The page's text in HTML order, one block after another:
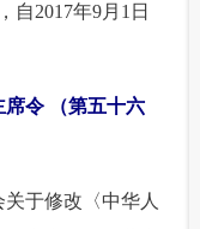
自2017年9月1日
席令 （第五十六
于修改〈中华人